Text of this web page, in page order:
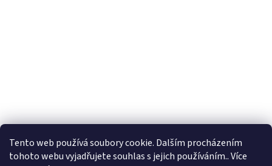
Tento web používá soubory cookie. Dalším procházením
tohoto webu vyjadřujete souhlas s jejich používáním.. Více